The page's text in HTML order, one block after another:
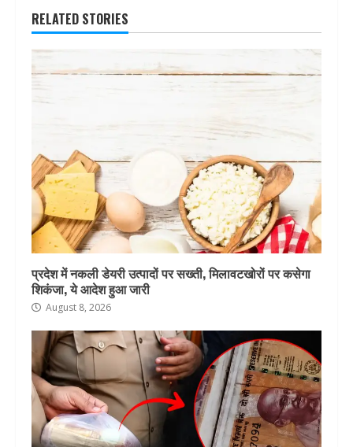
RELATED STORIES
प्रदेश में नकली डेयरी उत्पादों पर सख्ती, मिलावटखोरों पर कसेगा
शिकंजा, ये आदेश हुआ जारी
August 8, 2026